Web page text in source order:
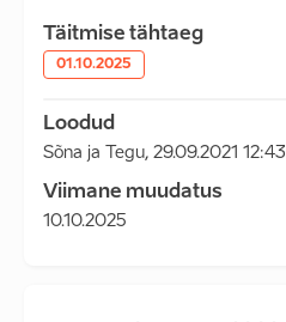
Täitmise tähtaeg
01.10.2025
Loodud
Sõna ja Tegu, 29.09.2021 12:43
Viimane muudatus
10.10.2025